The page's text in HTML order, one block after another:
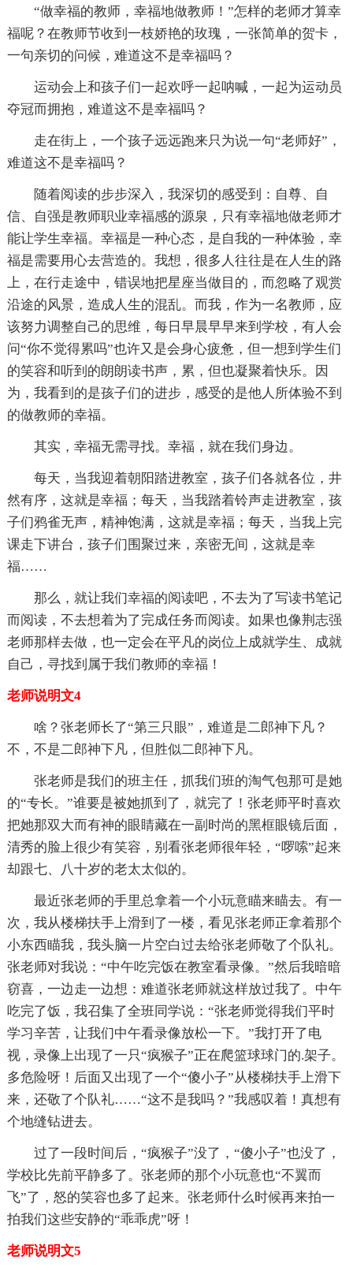
“做幸福的教师，幸福地做教师！”怎样的老师才算幸
福呢？在教师节收到一枝娇艳的玫瑰，一张简单的贺卡，
一句亲切的问候，难道这不是幸福吗？
运动会上和孩子们一起欢呼一起呐喊，一起为运动员
夺冠而拥抱，难道这不是幸福吗？
走在街上，一个孩子远远跑来只为说一句“老师好”，
难道这不是幸福吗？
随着阅读的步步深入，我深切的感受到：自尊、自
信、自强是教师职业幸福感的源泉，只有幸福地做老师才
能让学生幸福。幸福是一种心态，是自我的一种体验，幸
福是需要用心去营造的。我想，很多人往往是在人生的路
上，在行走途中，错误地把星座当做目的，而忽略了观赏
沿途的风景，造成人生的混乱。而我，作为一名教师，应
该努力调整自己的思维，每日早晨早早来到学校，有人会
问“你不觉得累吗”也许又是会身心疲惫，但一想到学生们
的笑容和听到的朗朗读书声，累，但也凝聚着快乐。因
为，我看到的是孩子们的进步，感受的是他人所体验不到
的做教师的幸福。
其实，幸福无需寻找。幸福，就在我们身边。
每天，当我迎着朝阳踏进教室，孩子们各就各位，井
然有序，这就是幸福；每天，当我踏着铃声走进教室，孩
子们鸦雀无声，精神饱满，这就是幸福；每天，当我上完
课走下讲台，孩子们围聚过来，亲密无间，这就是幸
福……
那么，就让我们幸福的阅读吧，不去为了写读书笔记
而阅读，不去想着为了完成任务而阅读。如果也像荆志强
老师那样去做，也一定会在平凡的岗位上成就学生、成就
自己，寻找到属于我们教师的幸福！
老师说明文4
啥？张老师长了“第三只眼”，难道是二郎神下凡？
不，不是二郎神下凡，但胜似二郎神下凡。
张老师是我们的班主任，抓我们班的淘气包那可是她
的“专长。”谁要是被她抓到了，就完了！张老师平时喜欢
把她那双大而有神的眼睛藏在一副时尚的黑框眼镜后面，
清秀的脸上很少有笑容，别看张老师很年轻，“啰嗦”起来
却跟七、八十岁的老太太似的。
最近张老师的手里总拿着一个小玩意瞄来瞄去。有一
次，我从楼梯扶手上滑到了一楼，看见张老师正拿着那个
小东西瞄我，我头脑一片空白过去给张老师敬了个队礼。
张老师对我说：“中午吃完饭在教室看录像。”然后我暗暗
窃喜，一边走一边想：难道张老师就这样放过我了。中午
吃完了饭，我召集了全班同学说：“张老师觉得我们平时
学习辛苦，让我们中午看录像放松一下。”我打开了电
视，录像上出现了一只“疯猴子”正在爬篮球球门的.架子。
多危险呀！后面又出现了一个“傻小子”从楼梯扶手上滑下
来，还敬了个队礼……“这不是我吗？”我感叹着！真想有
个地缝钻进去。
过了一段时间后，“疯猴子”没了，“傻小子”也没了，
学校比先前平静多了。张老师的那个小玩意也“不翼而
飞”了，怒的笑容也多了起来。张老师什么时候再来拍一
拍我们这些安静的“乖乖虎”呀！
老师说明文5